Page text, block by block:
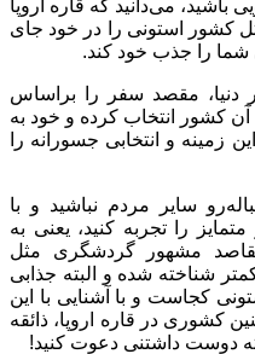
می‌دانید که قاره اروپا
کشور استونی را در خود جای
شما را جذب خود کند.
دنیا، مقصد سفر را براساس
کشور انتخاب کرده و خود به
و انتخابی جسورانه را
سایر مردم نباشید و با
را تجربه کنید، یعنی به
مشهور گردشگری مثل
شناخته شده و البته جذابی
کجاست و با آشنایی با این
کشوری در قاره اروپا، ذائقه
دوست داشتنی دعوت کنید!